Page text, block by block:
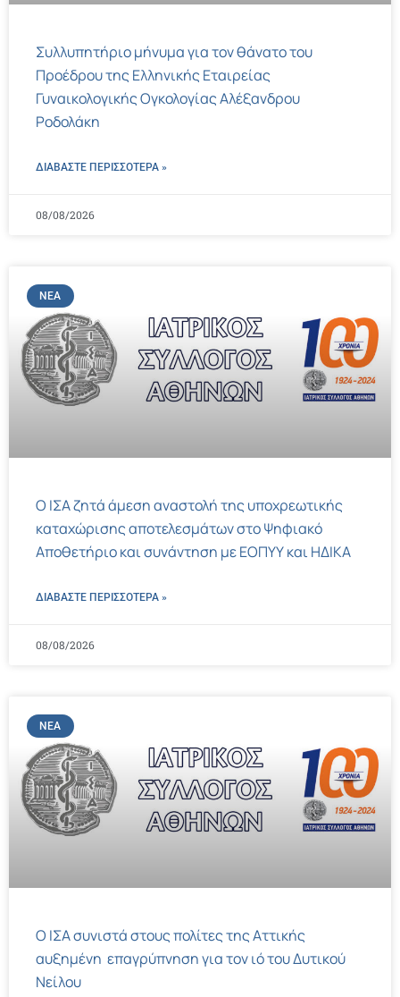
Συλλυπητήριο μήνυμα για τον θάνατο του
Προέδρου της Ελληνικής Εταιρείας
Γυναικολογικής Ογκολογίας Αλέξανδρου
Ροδολάκη
ΔΙΑΒΑΣΤΕ ΠΕΡΙΣΣΌΤΕΡΑ »
08/08/2026
ΝΈΑ
Ο ΙΣΑ ζητά άμεση αναστολή της υποχρεωτικής
καταχώρισης αποτελεσμάτων στο Ψηφιακό
Αποθετήριο και συνάντηση με ΕΟΠΥΥ και ΗΔΙΚΑ
ΔΙΑΒΑΣΤΕ ΠΕΡΙΣΣΌΤΕΡΑ »
08/08/2026
ΝΈΑ
Ο ΙΣΑ συνιστά στους πολίτες της Αττικής
αυξημένη επαγρύπνηση για τον ιό του Δυτικού
Νείλου